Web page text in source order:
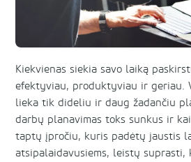
Kiekvienas siekia savo laiką
efektyviau, produktyviau ir geriau.
lieka tik dideliu ir daug žadančiu
darbų planavimas toks sunkus ir
taptų įpročiu, kuris padėtų jaustis
atsipalaidavusiems, leistų suprasti,